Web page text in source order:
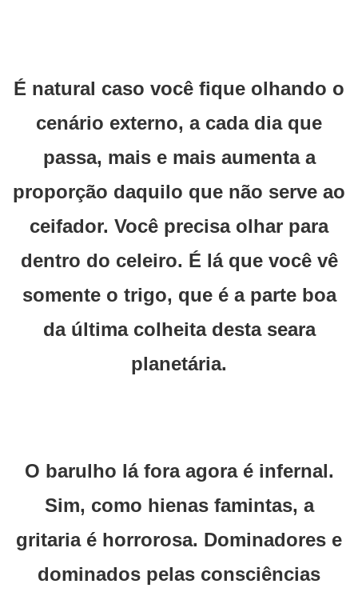
É natural caso você fique olhando o
cenário externo, a cada dia que
passa, mais e mais aumenta a
proporção daquilo que não serve ao
ceifador. Você precisa olhar para
dentro do celeiro. É lá que você vê
somente o trigo, que é a parte boa
da última colheita desta seara
planetária.
O barulho lá fora agora é infernal.
Sim, como hienas famintas, a
gritaria é horrorosa. Dominadores e
dominados pelas consciências